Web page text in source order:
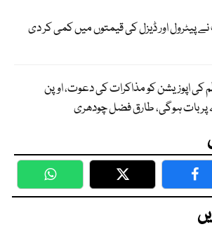
پیٹرول اور ڈیزل کی قیمتوں میں کمی کر دی
کی اپوزیشن کو مذاکرات کی دعوت، اوپن
بات ہوگی، طارق فضل چودھری
WhatsApp Twitter